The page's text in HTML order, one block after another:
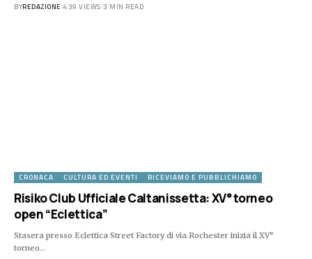
BYREDAZIONE 439 VIEWS 3 MIN READ
CRONACA CULTURA ED EVENTI RICEVIAMO E PUBBLICHIAMO
Risiko Club Ufficiale Caltanissetta: XV° torneo
open “Eclettica”
Stasera presso Eclettica Street Factory di via Rochester inizia il XV°
torneo…